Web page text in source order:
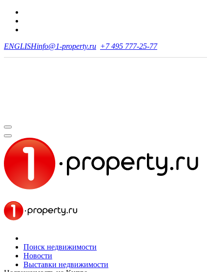
ENGLISHinfo@1-property.ru +7 495 777-25-77
Поиск недвижимости
Новости
Выставки недвижимости